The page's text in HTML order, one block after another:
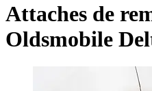
Attaches de
Oldsmobile